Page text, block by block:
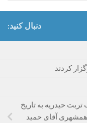
دنبال کنید:
کردند
حیدریه به تاریخ
عزیز همشهری آقای حمید